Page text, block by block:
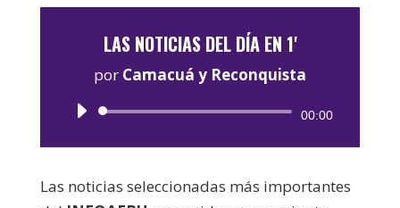
LAS NOTICIAS DEL DÍA EN 1'
por Camacuá y Reconquista
Reproductor
00:00
Las noticias seleccionadas más importantes